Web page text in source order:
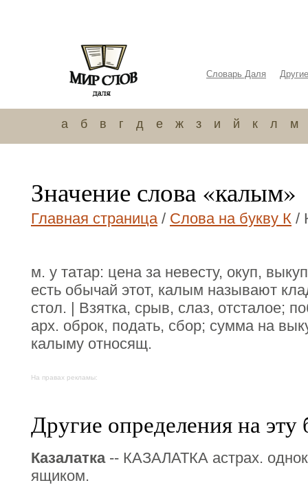
Словарь Даля
а б в г д е ж з и й к л м
Значение слова «калым»
Главная страница/ Слова на букву К /
м. у татар: цена за невесту, окуп,
есть обычай этот, калым называют
стол. | Взятка, срыв, слаз, отсталое;
арх. оброк, подать, сбор; сумма на
калыму относящ.
На правах рекламы:
Другие определения на эту
Казалатка-- КАЗАЛАТКА астрах.
ящиком.